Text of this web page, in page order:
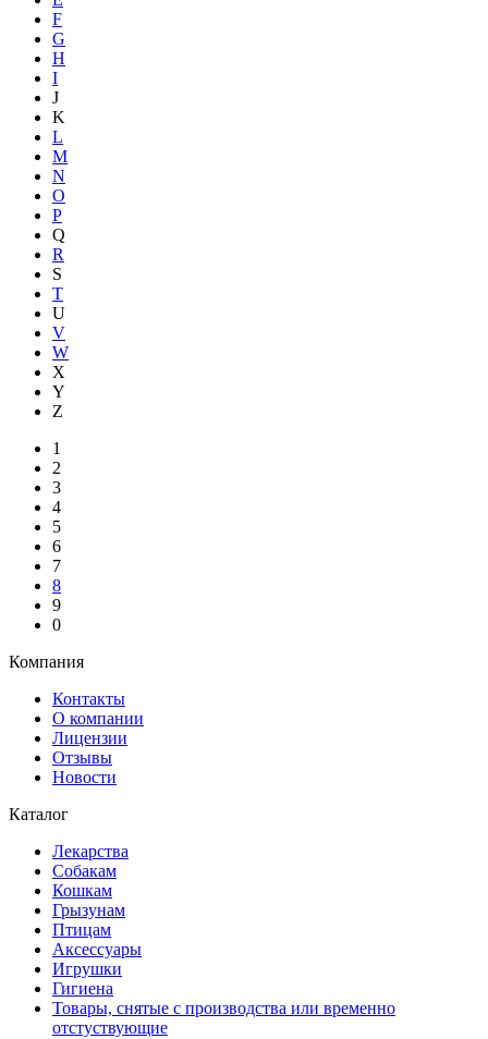
F
G
H
I
J
K
L
M
N
O
P
Q
R
S
T
U
V
W
X
Y
Z
1
2
3
4
5
6
7
8
9
0
Компания
Контакты
О компании
Лицензии
Отзывы
Новости
Каталог
Лекарства
Собакам
Кошкам
Грызунам
Птицам
Аксессуары
Игрушки
Гигиена
Товары, снятые с производства или временно
отстуствующие